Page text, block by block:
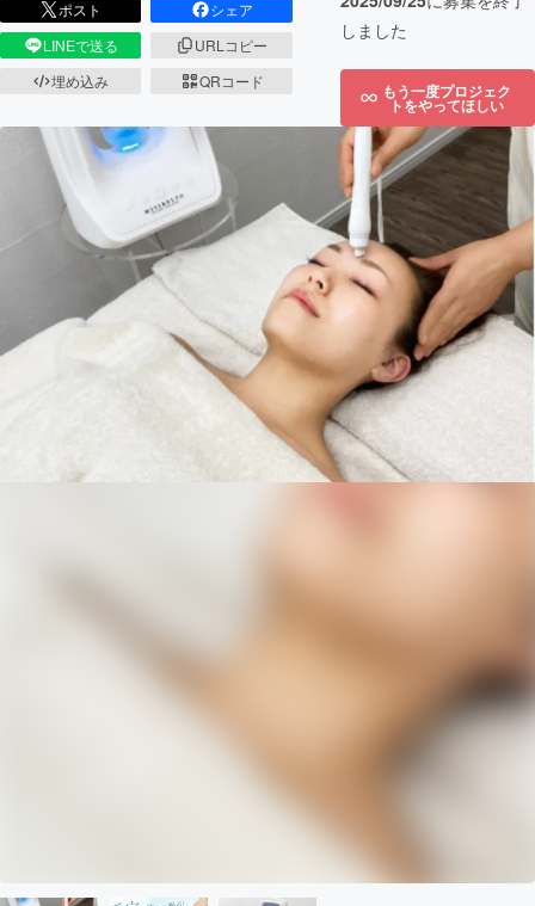
ポスト
シェア
LINEで送る
URLコピー
埋め込み
QRコード
しました
もう一度プロジェク
トをやってほしい